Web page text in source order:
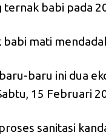
ternak babi pada
mati
baru ini dua
15 Februari
sanitasi